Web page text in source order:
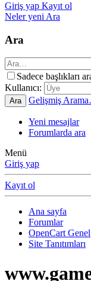
Giriş yap Kayıt ol
Neler yeni Ara
Ara
Sadece başlıkları
Kullanıcı:
Ara Gelişmiş
Yeni mesajlar
Forumlarda ara
Menü
Giriş yap
Kayıt ol
Ana sayfa
Forumlar
OpenCart Genel
Site Tanıtımları